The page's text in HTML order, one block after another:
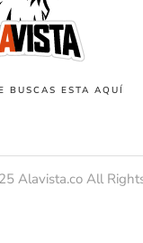
BUSCAS ESTA AQUÍ
Alavista.co All